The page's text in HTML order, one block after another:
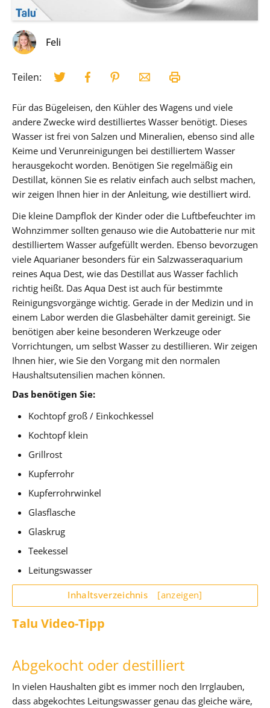
Feli
Teilen:
Für das Bügeleisen, den Kühler des Wagens und viele
andere Zwecke wird destilliertes Wasser benötigt. Dieses
Wasser ist frei von Salzen und Mineralien, ebenso sind alle
Keime und Verunreinigungen bei destilliertem Wasser
herausgekocht worden. Benötigen Sie regelmäßig ein
Destillat, können Sie es relativ einfach auch selbst machen,
wir zeigen Ihnen hier in der Anleitung, wie destilliert wird.
Die kleine Dampflok der Kinder oder die Luftbefeuchter im
Wohnzimmer sollten genauso wie die Autobatterie nur mit
destilliertem Wasser aufgefüllt werden. Ebenso bevorzugen
viele Aquarianer besonders für ein Salzwasseraquarium
reines Aqua Dest, wie das Destillat aus Wasser fachlich
richtig heißt. Das Aqua Dest ist auch für bestimmte
Reinigungsvorgänge wichtig. Gerade in der Medizin und in
einem Labor werden die Glasbehälter damit gereinigt. Sie
benötigen aber keine besonderen Werkzeuge oder
Vorrichtungen, um selbst Wasser zu destillieren. Wir zeigen
Ihnen hier, wie Sie den Vorgang mit den normalen
Haushaltsutensilien machen können.
Das benötigen Sie:
Kochtopf groß / Einkochkessel
Kochtopf klein
Grillrost
Kupferrohr
Kupferrohrwinkel
Glasflasche
Glaskrug
Teekessel
Leitungswasser
Inhaltsverzeichnis [anzeigen]
Talu Video-Tipp
Abgekocht oder destilliert
In vielen Haushalten gibt es immer noch den Irrglauben,
dass abgekochtes Leitungswasser genau das gleiche wäre,